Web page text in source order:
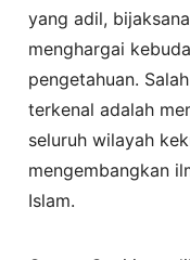
yang adil,
menghargai
pengetahuan.
terkenal adalah
seluruh wilayah
mengembangkan
Islam.